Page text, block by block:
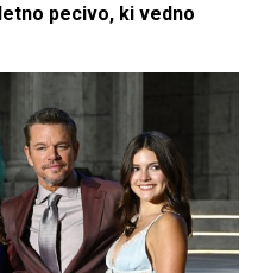
pecivo, ki vedno